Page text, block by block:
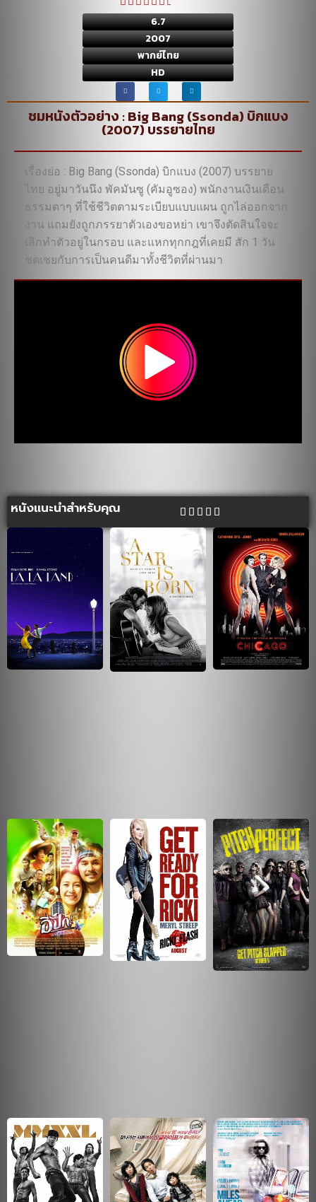
6.7
2007
พากย์ไทย
HD
ชมหนังตัวอย่าง : Big Bang (Ssonda) บิกแบง
(2007) บรรยายไทย
เรื่องย่อ : Big Bang (Ssonda) บิกแบง (2007) บรรยาย
ไทย อยู่มาวันนึง พัคมันซู (คัมอูซอง) พนักงานเงินเดือน
ธรรมดาๆ ที่ใช้ชีวิตตามระเบียบแบบแผน ถูกไล่ออกจาก
งาน แถมยังถูกภรรยาตัวเองขอหย่า เขาจึงตัดสินใจจะ
เลิกทำตัวอยู่ในกรอบ และแหกทุกกฎที่เคยมี สัก 1 วัน
ชดเชยกับการเป็นคนดีมาทั้งชีวิตที่ผ่านมา
หนังแนะนำสำหรับคุณ     